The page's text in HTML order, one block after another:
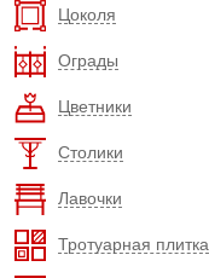
Цоколя
Ограды
Цветники
Столики
Лавочки
Тротуарная плитка